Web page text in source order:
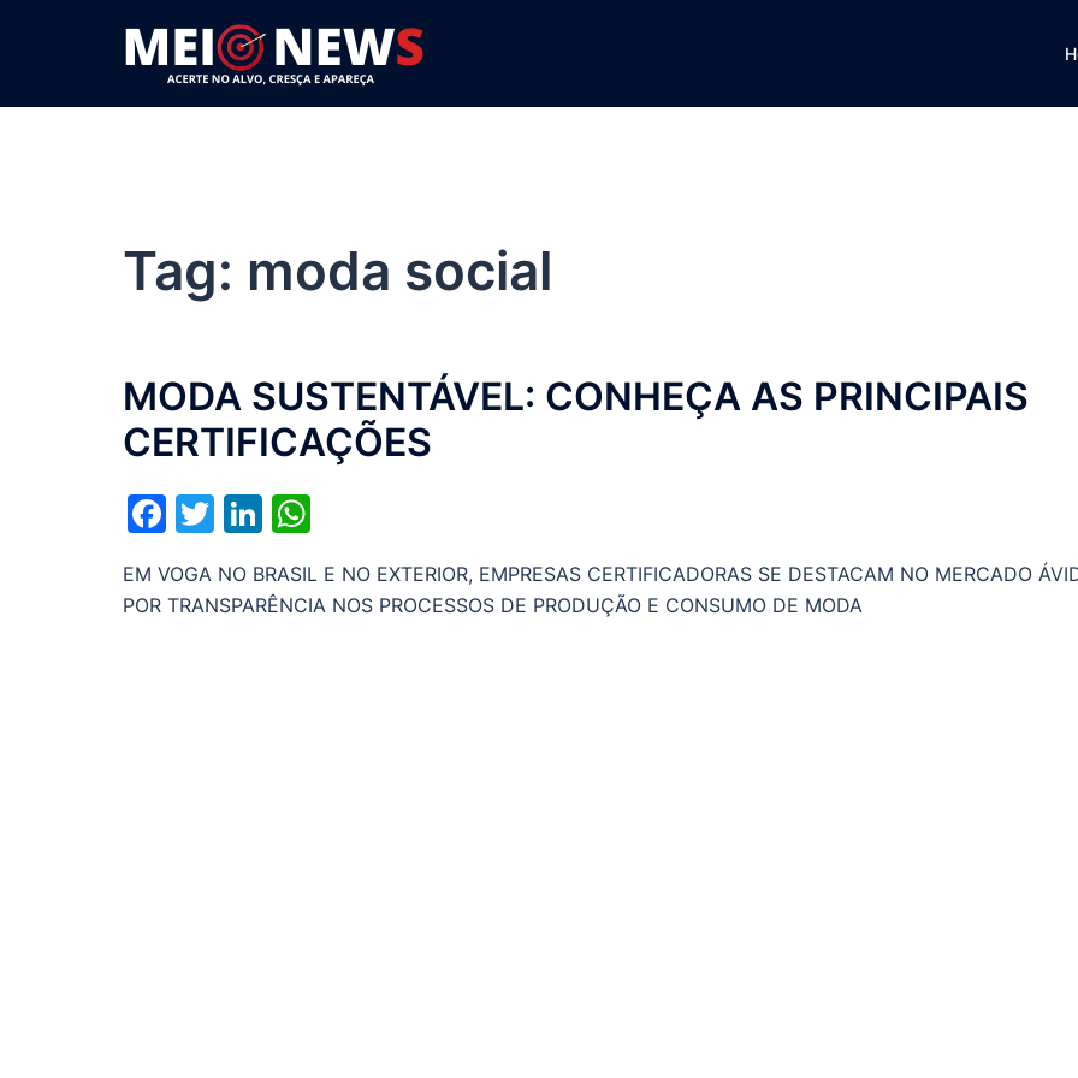
conteúdo
Tag: moda social
MODA SUSTENTÁVEL: CONHEÇA AS PRINCIPAIS
CERTIFICAÇÕES
Facebook
TwitterLinkedIn
EM VOGA NO BRASIL E NO EXTERIOR, EMPRESAS CERTIFICADORAS SE DESTACAM NO MERCADO
POR TRANSPARÊNCIA NOS PROCESSOS DE PRODUÇÃO E CONSUMO DE MODA